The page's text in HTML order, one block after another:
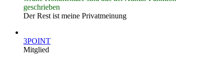
geschrieben
Der Rest ist meine Privatmeinung
3POINT
Mitglied